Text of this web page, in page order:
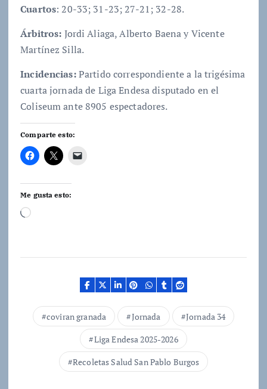
Cuartos: 20-33; 31-23; 27-21; 32-28.
Árbitros: Jordi Aliaga, Alberto Baena y Vicente
Martínez Silla.
Incidencias:Partido correspondiente a la trigésima
cuarta jornada de Liga Endesa disputado en el
Coliseum ante 8905 espectadores.
Comparte esto:
Me gusta esto:
C
g
d
o
coviran granada Jornada
Jornada 34
Liga Endesa 2025-2026
Recoletas Salud San Pablo Burgos